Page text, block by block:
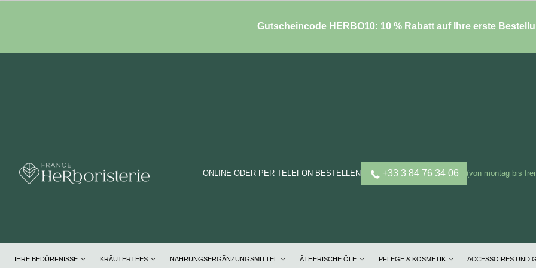
Gutscheincode HERBO10: 10 % Rabatt auf Ihre erste
ONLINE ODER PER TELEFON BESTELLEN +33 3 84 76 34 06 (von montag bis
IHRE BEDÜRFNISSE KRÄUTERTEES NAHRUNGSERGÄNZUNGSMITTEL ÄTHERISCHE ÖLE PFLEGE & KOSMETIK ACCESSOIRES UND